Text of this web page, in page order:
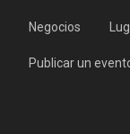
Negocios
Publicar un